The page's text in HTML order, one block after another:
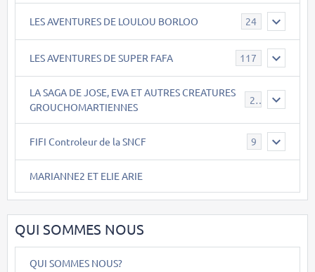
LES AVENTURES DE LOULOU BORLOO 24
LES AVENTURES DE SUPER FAFA 117
LA SAGA DE JOSE, EVA ET AUTRES CREATURES
GROUCHOMARTIENNES
26
FIFI Controleur de la SNCF 9
MARIANNE2 ET ELIE ARIE
QUI SOMMES NOUS
QUI SOMMES NOUS?